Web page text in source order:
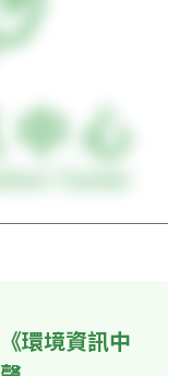
環境資訊中